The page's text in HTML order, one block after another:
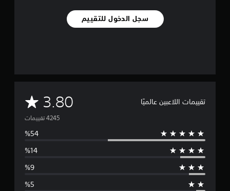
سجل الدخول للتقييم
تقييمات اللاعبين عالميًا 3.80 م
ت
و
س